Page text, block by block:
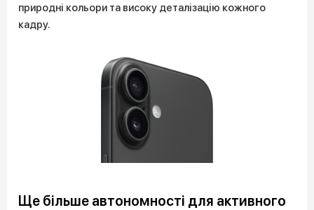
природні кольори та високу деталізацію кожного
кадру.
Ще більше автономності для активного